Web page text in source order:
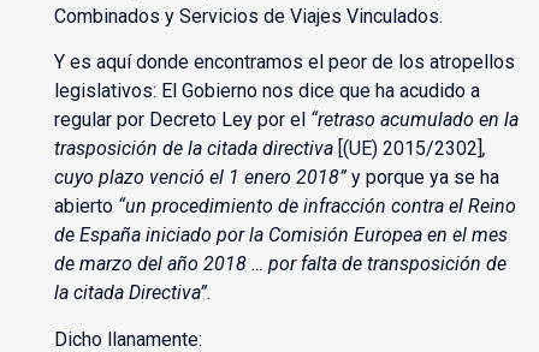
Combinados y Servicios de Viajes Vinculados.
Y es aquí donde encontramos el peor de los atropellos
legislativos: El Gobierno nos dice que ha acudido a
regular por Decreto Ley por el “retraso acumulado en la
trasposición de la citada directiva [(UE) 2015/2302] ,
cuyo plazo venció el 1 enero 2018”y porque ya se ha
abierto “un procedimiento de infracción contra el Reino
de España iniciado por la Comisión Europea en el mes
de marzo del año 2018 … por falta de transposición de
la citada Directiva”.
Dicho llanamente: